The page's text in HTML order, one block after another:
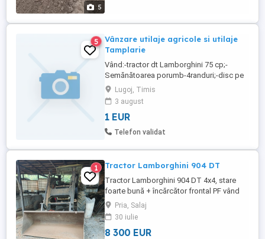
5
5
Vânzare utilaje agricole si utilaje
Tamplarie
Vând:-tractor dt Lamborghini 75 cp;-
Semănătoarea porumb-4randuri;-disc pe
rulmenți ;freza si instalație ierbicidat :-
abricht cu grosime ;masina rulouri;circular
cu motor 7kw:-cântar mecanic -500kg!:-
toate se afla intr o buna stare de
funcționare ! Tel
Lugoj, Timis
3 august
1 EUR
Telefon validat
1 Tractor Lamborghini 904 DT
Tractor Lamborghini 904 DT 4x4, stare
foarte bună + încărcător frontal PF vând
tractor Lamborghini 904 DT, 4x4, aflat în
stare foarte bună de funcționare. A fost
utilizat foarte puțin, este îngrijit și
pornește la prima cheie, inclusiv iarna, la
Pria, Salaj
30 iulie
8 300 EUR